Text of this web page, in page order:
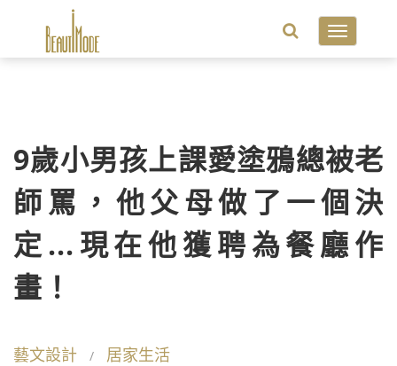
Toggle
9歲小男孩上課愛塗鴉總被老
師罵，他父母做了一個決
定...現在他獲聘為餐廳作
畫！
藝文設計 居家生活